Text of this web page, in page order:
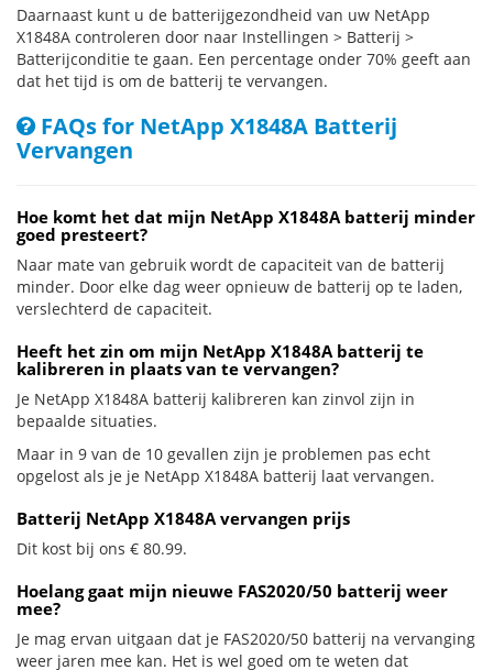
Daarnaast kunt u de batterijgezondheid van uw NetApp
X1848A controleren door naar Instellingen > Batterij >
Batterijconditie te gaan. Een percentage onder 70% geeft aan
dat het tijd is om de batterij te vervangen.
FAQs for NetApp X1848A Batterij
Vervangen
Hoe komt het dat mijn NetApp X1848A batterij minder
goed presteert?
Naar mate van gebruik wordt de capaciteit van de batterij
minder. Door elke dag weer opnieuw de batterij op te laden,
verslechterd de capaciteit.
Heeft het zin om mijn NetApp X1848A batterij te
kalibreren in plaats van te vervangen?
Je NetApp X1848A batterij kalibreren kan zinvol zijn in
bepaalde situaties.
Maar in 9 van de 10 gevallen zijn je problemen pas echt
opgelost als je je NetApp X1848A batterij laat vervangen.
Batterij NetApp X1848A vervangen prijs
Dit kost bij ons € 80.99.
Hoelang gaat mijn nieuwe FAS2020/50 batterij weer
mee?
Je mag ervan uitgaan dat je FAS2020/50 batterij na vervanging
weer jaren mee kan. Het is wel goed om te weten dat